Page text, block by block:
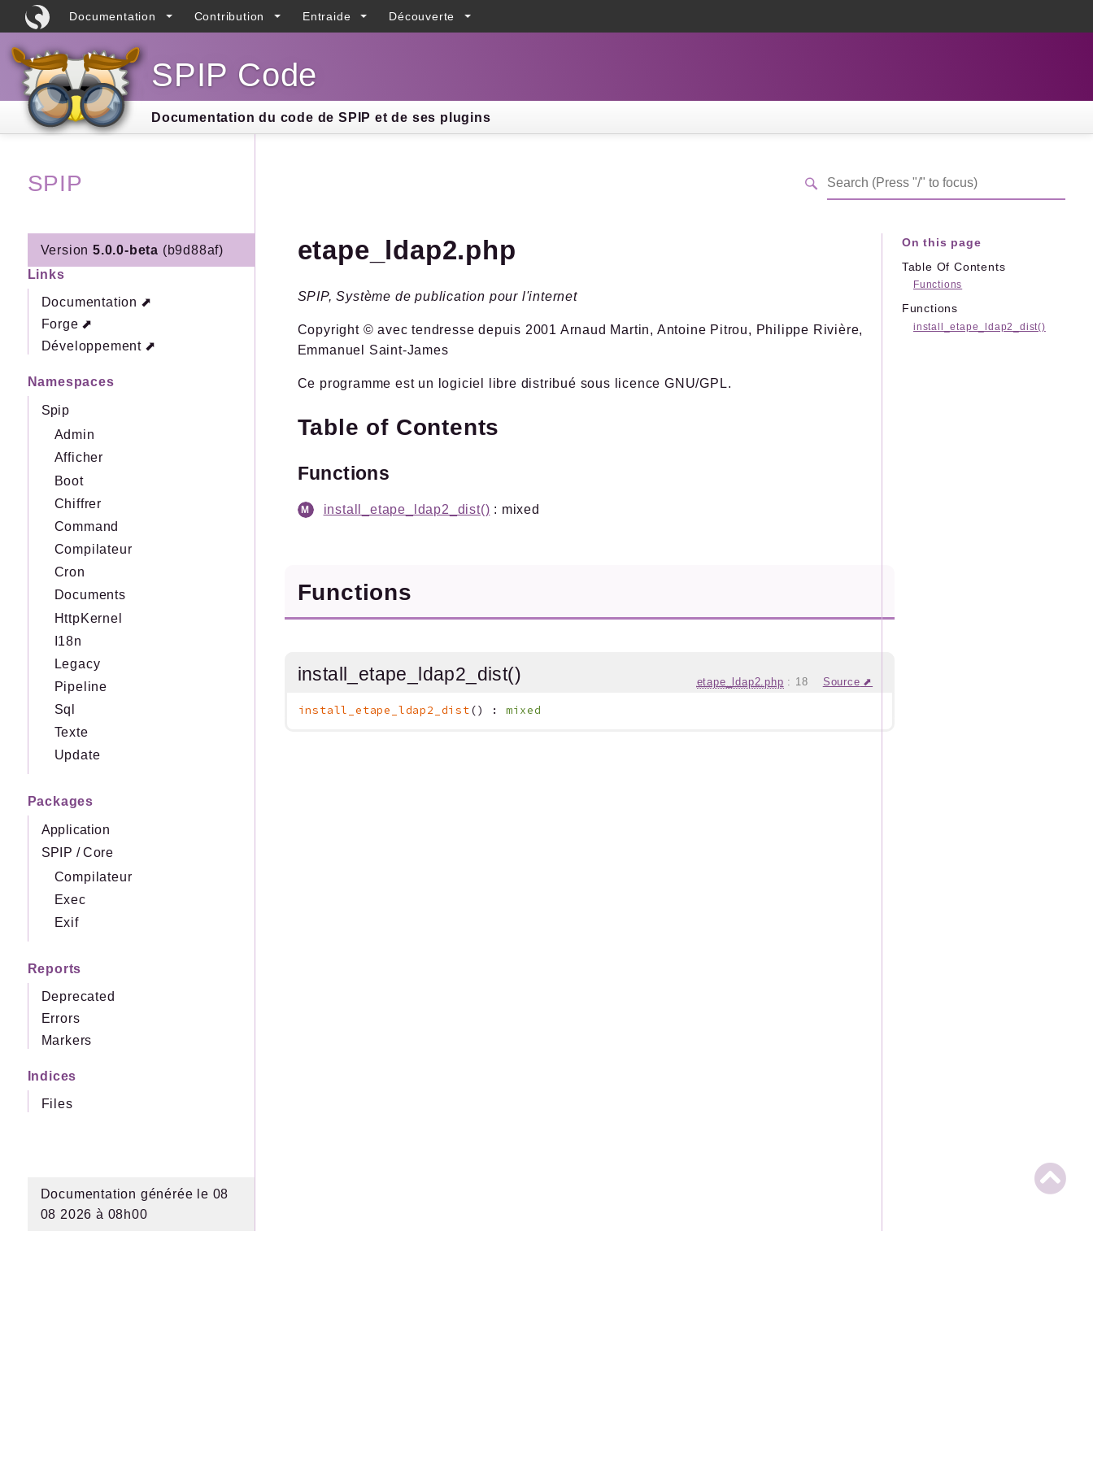
Documentation Contribution Entraide Découverte
SPIP Code
Documentation du code de SPIP et de ses plugins
SPIP
Version 5.0.0-beta (b9d88af)
Links
Documentation
Forge
Développement
Namespaces
Spip
Admin
Afficher
Boot
Chiffrer
Command
Compilateur
Cron
Documents
HttpKernel
I18n
Legacy
Pipeline
Sql
Texte
Update
Packages
Application
SPIP / Core
Compilateur
Exec
Exif
Reports
Deprecated
Errors
Markers
Indices
Files
Documentation générée le 08
08 2026 à 08h00
etape_ldap2.php
SPIP, Système de publication pour l'internet
Copyright © avec tendresse depuis 2001 Arnaud Martin, Antoine Pitrou, Philippe Rivière,
Emmanuel Saint-James
Ce programme est un logiciel libre distribué sous licence GNU/GPL.
Table of Contents
Functions
install_etape_ldap2_dist() : mixed
Functions
install_etape_ldap2_dist() etape_ldap2.php : 18 Source
install_etape_ldap2_dist() : mixed
On this page
Table Of Contents
Functions
Functions
install_etape_ldap2_dist()
Search results